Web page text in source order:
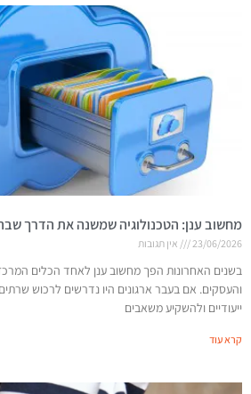
מחשוב ענן: הטכנולוגיה שמשנה את הדרך שבה
23/06/2026 אין תגובות
בשנים האחרונות הפך מחשוב ענן לאחד הכלים
והעסקים. אם בעבר ארגונים היו נדרשים לרכוש
ייעודיים ולהשקיע משאבים
קרא עוד